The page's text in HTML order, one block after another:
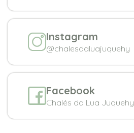
Instagram
@chalesdaluajuquehy
Facebook
Chalés da Lua Juquehy